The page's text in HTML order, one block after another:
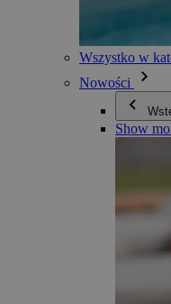
Wszystko w
Nowości
Show